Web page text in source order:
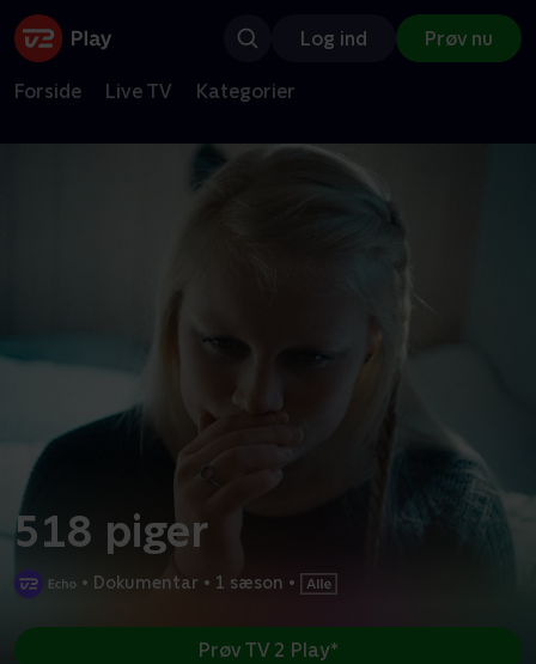
Log ind Prøv nu
Forside Live TV Kategorier
518 piger
• Dokumentar • 1 sæson •
Prøv TV 2 Play*